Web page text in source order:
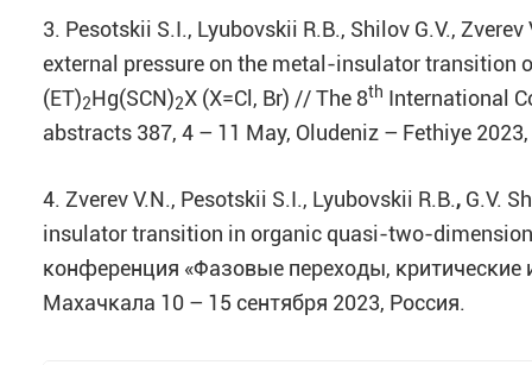
3. Pesotskii S.I., Lyubovskii R.B., Shilov G.V.,
external pressure on the metal-insulator
(ET)2Hg(SCN)2X (X=Cl, Br) // The 8th International
abstracts 387, 4 – 11 May, Oludeniz – Fethiye
4. Zverev V.N., Pesotskii S.I., Lyubovskii R.B., G.V.
insulator transition in organic quasi-two-
конференция «Фазовые переходы, критические
Махачкала 10 – 15 сентября 2023, Россия.